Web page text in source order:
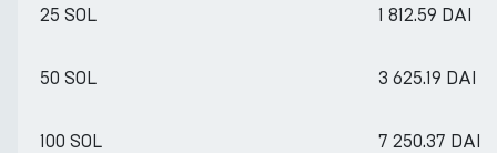
25 SOL 1 812.59 DAI
50 SOL 3 625.19 DAI
100 SOL 7 250.37 DAI